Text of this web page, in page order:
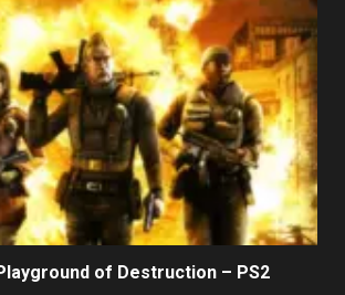
of Destruction – PS2